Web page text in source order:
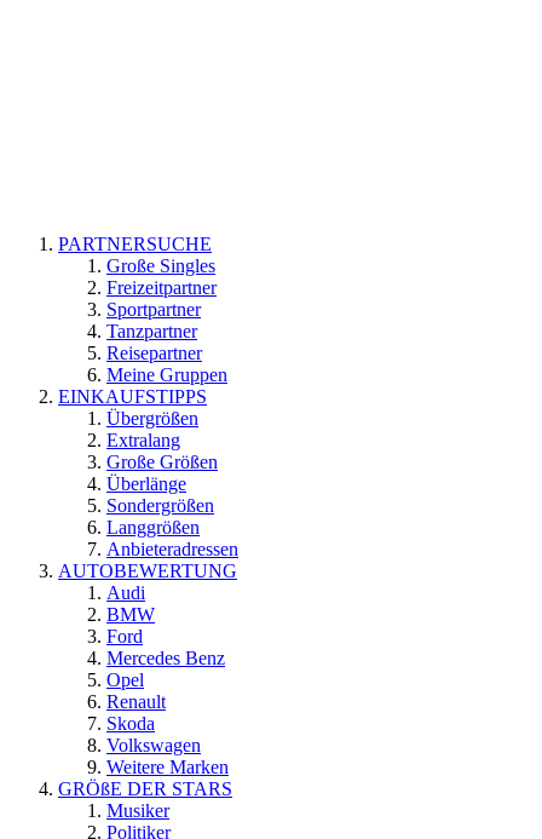
PARTNERSUCHE
Große Singles
Freizeitpartner
Sportpartner
Tanzpartner
Reisepartner
Meine Gruppen
EINKAUFSTIPPS
Übergrößen
Extralang
Große Größen
Überlänge
Sondergrößen
Langgrößen
Anbieteradressen
AUTOBEWERTUNG
Audi
BMW
Ford
Mercedes Benz
Opel
Renault
Skoda
Volkswagen
Weitere Marken
GRÖßE DER STARS
Musiker
Politiker